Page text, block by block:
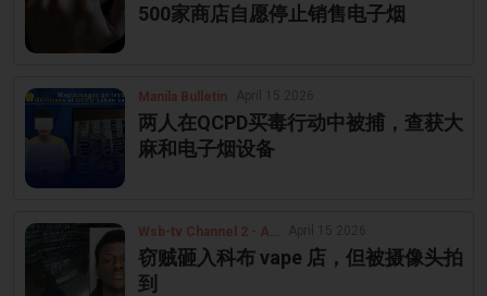
500家商店自愿停止销售电子烟
Manila Bulletin
两人在QCPD买毒行动中被捕，查获大
麻和电子烟设备
Wsb-tv Channel 2 - Atlanta
窃贼砸入科布 vape 店，但被摄像头拍
到